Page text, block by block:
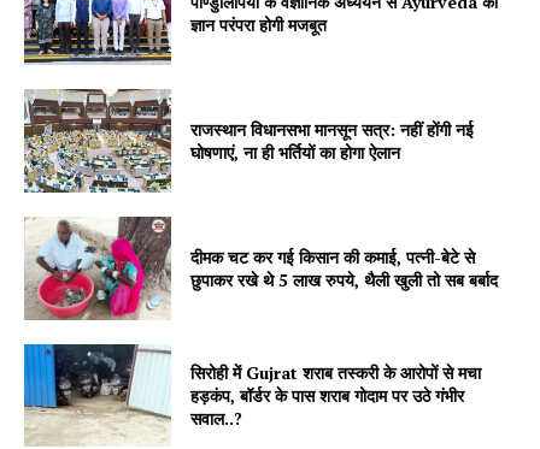
ज्ञान परंपरा होगी मजबूत
राजस्थान विधानसभा मानसून सत्र: नहीं होंगी नई
घोषणाएं, ना ही भर्तियों का होगा ऐलान
दीमक चट कर गई किसान की कमाई, पत्नी-बेटे से
छुपाकर रखे थे 5 लाख रुपये, थैली खुली तो सब बर्बाद
सिरोही में Gujrat शराब तस्करी के आरोपों से मचा
हड़कंप, बॉर्डर के पास शराब गोदाम पर उठे गंभीर
सवाल..?